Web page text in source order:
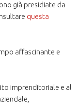
già presidiate da
questa
affascinante e
imprenditoriale e al